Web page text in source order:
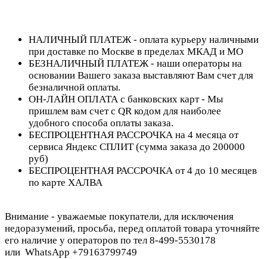
НАЛИЧНЫЙ ПЛАТЕЖ - оплата курьеру наличными
при доставке по Москве в пределах МКАД и МО
БЕЗНАЛИЧНЫЙ ПЛАТЕЖ - наши операторы на
основании Вашего заказа выставляют Вам счет для
безналичной оплаты.
ОН-ЛАЙН ОПЛАТА с банковских карт - Мы
пришлем вам счет с QR кодом для наиболее
удобного способа оплаты заказа.
БЕСПРОЦЕНТНАЯ РАССРОЧКА на 4 месяца от
сервиса Яндекс СПЛИТ (сумма заказа до 200000
руб)
БЕСПРОЦЕНТНАЯ РАССРОЧКА от 4 до 10 месяцев
по карте ХАЛВА
Внимание - уважаемые покупатели, для исключения
недоразумений, просьба, перед оплатой товара уточняйте
его наличие у операторов по тел 8-499-5530178
или WhatsApp +79163799749